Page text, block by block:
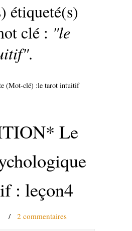
étiqueté(s)
clé : "le
.
(Mot-clé) :le tarot intuitif
Le
: leçon4
/ 2 commentaires